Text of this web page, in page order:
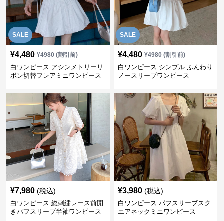
SALE
¥4,480 ¥4980(割引前)
白ワンピース アシンメトリーリ
ボン切替フレアミニワンピース
SALE
¥4,480 ¥4980(割引前)
白ワンピース シンプル ふんわり
ノースリーブワンピース
¥7,980 (税込)
白ワンピース 総刺繍レース前開
きパフスリーブ半袖ワンピース
¥3,980 (税込)
白ワンピース パフスリーブスク
エアネックミニワンピース